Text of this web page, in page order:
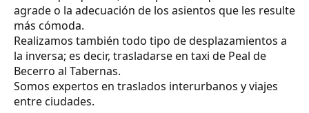
agrade o la adecuación de los asientos que les resulte
más cómoda.
Realizamos también todo tipo de desplazamientos a
la inversa; es decir, trasladarse en taxi de Peal de
Becerro al Tabernas.
Somos expertos en traslados interurbanos y viajes
entre ciudades.